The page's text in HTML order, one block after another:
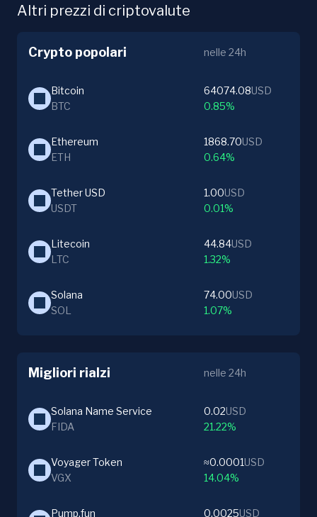
Altri prezzi di criptovalute
Crypto popolari nelle 24h
Bitcoin
BTC
64074.08USD
0.85%
Ethereum
ETH
1868.70USD
0.64%
Tether USD
USDT
1.00USD
0.01%
Litecoin
LTC
44.84USD
1.32%
Solana
SOL
74.00USD
1.07%
Migliori rialzi nelle 24h
Solana Name Service
FIDA
0.02USD
21.22%
Voyager Token
VGX
≈0.0001USD
14.04%
Pump.fun 0.0025USD